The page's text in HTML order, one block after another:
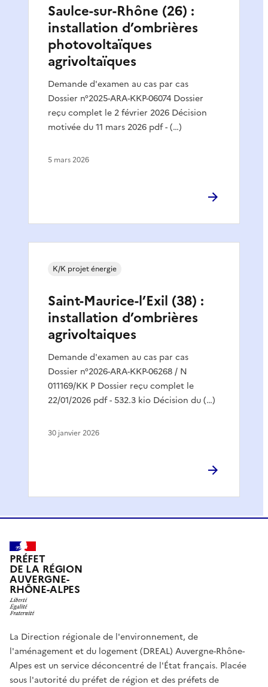
Saulce-sur-Rhône (26) :
installation d’ombrières
photovoltaïques
agrivoltaïques
Demande d'examen au cas par cas
Dossier n°2025-ARA-KKP-06074 Dossier
reçu complet le 2 février 2026 Décision
motivée du 11 mars 2026 pdf - (…)
5 mars 2026
Saint-Maurice-l’Exil (38) :
installation d’ombrières
agrivoltaiques
Demande d'examen au cas par cas
Dossier n°2026-ARA-KKP-06268 / N
011169/KK P Dossier reçu complet le
22/01/2026 pdf - 532.3 kio Décision du (…)
K/K projet énergie
30 janvier 2026
PRÉFET
DE LA RÉGION
AUVERGNE-
RHÔNE-ALPES
La Direction régionale de l'environnement, de
l'aménagement et du logement (DREAL) Auvergne-Rhône-
Alpes est un service déconcentré de l'État français. Placée
sous l'autorité du préfet de région et des préfets de